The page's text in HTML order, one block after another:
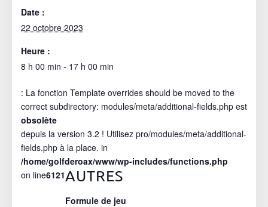
Date :
22 octobre 2023
Heure :
8 h 00 min - 17 h 00 min
: La fonction Template overrides should be moved to the
correct subdirectory: modules/meta/additional-fields.php est
obsolète
depuis la version 3.2 ! Utilisez pro/modules/meta/additional-
fields.php à la place. in
/home/golfderoax/www/wp-includes/functions.php
on line6121AUTRES
Formule de jeu